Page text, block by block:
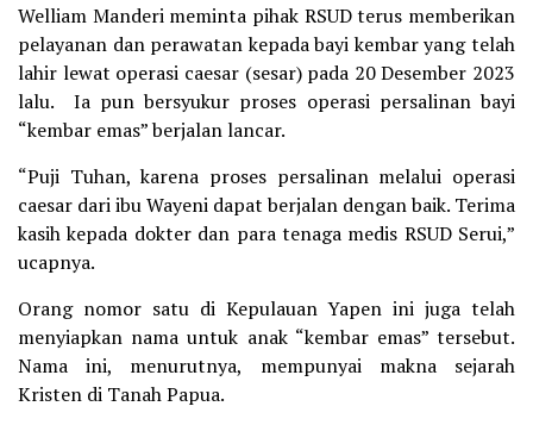
Welliam Manderi meminta pihak RSUD terus memberikan
pelayanan dan perawatan kepada bayi kembar yang telah
lahir lewat operasi caesar (sesar) pada 20 Desember 2023
lalu. Ia pun bersyukur proses operasi persalinan bayi
“kembar emas” berjalan lancar.
“Puji Tuhan, karena proses persalinan melalui operasi
caesar dari ibu Wayeni dapat berjalan dengan baik. Terima
kasih kepada dokter dan para tenaga medis RSUD Serui,”
ucapnya.
Orang nomor satu di Kepulauan Yapen ini juga telah
menyiapkan nama untuk anak “kembar emas” tersebut.
Nama ini, menurutnya, mempunyai makna sejarah
Kristen di Tanah Papua.